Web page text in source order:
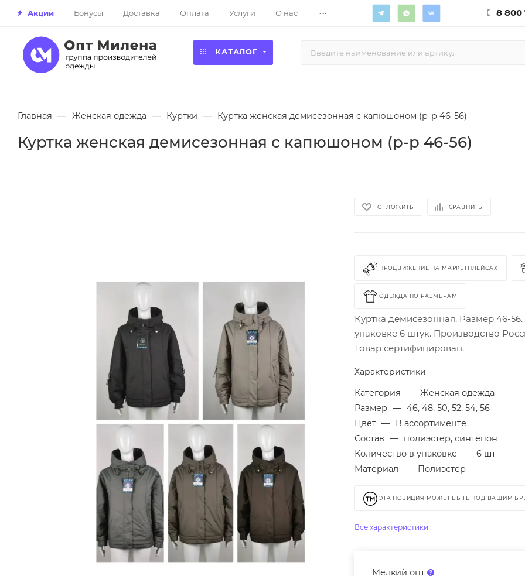
Акции Бонусы Доставка Оплата Услуги О нас ... 8 800
КАТАЛОГ
Главная — Женская одежда — Куртки — Куртка женская демисезонная с капюшоном (р-р 46-56)
Куртка женская демисезонная с капюшоном (р-р 46-56)
ОТЛОЖИТЬ СРАВНИТЬ
ПРОДВИЖЕНИЕ НА МАРКЕТПЛЕЙСАХ
ОДЕЖДА ПО РАЗМЕРАМ
Куртка демисезонная. Размер 46-
упаковке 6 штук. Производство
Товар сертифицирован.
Характеристики
Категория — Женская одежда
Размер — 46, 48, 50, 52, 54, 56
Цвет — В ассортименте
Состав — полиэстер, синтепон
Количество в упаковке — 6 шт
Материал — Полиэстер
ЭТА ПОЗИЦИЯ МОЖЕТ БЫТЬ ПОД ВАШИМ
Все характеристики
Мелкий опт